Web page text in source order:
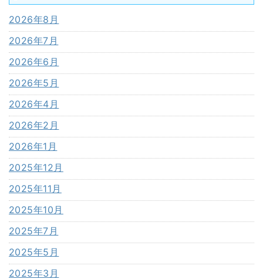
2026年8月
2026年7月
2026年6月
2026年5月
2026年4月
2026年2月
2026年1月
2025年12月
2025年11月
2025年10月
2025年7月
2025年5月
2025年3月